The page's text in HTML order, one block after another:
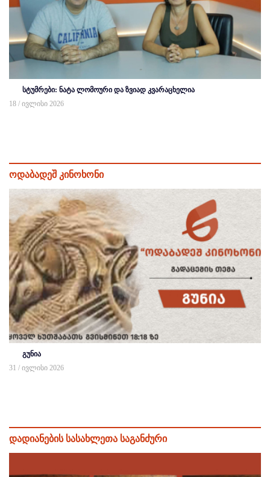
სტუმრები: ნატა ლომოური და ზვიად კვარაცხელია
18 / ივლისი 2026
ოდაბადეშ კინოხონი
გუნია
31 / ივლისი 2026
დადიანების სასახლეთა საგანძური